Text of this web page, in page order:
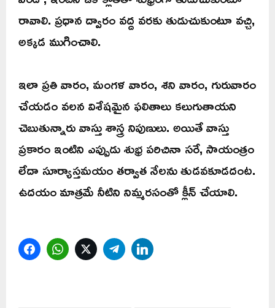
రావాలి. ప్రధాన ద్వారం వద్ద వరకు తుడుచుకుంటూ వచ్చి,
అక్కడ ముగించాలి.
ఇలా ప్రతి వారం, మంగళ వారం, శని వారం, గురువారం
చేయడం వలన విశేషమైన ఫలితాలు కలుగుతాయని
చెబుతున్నారు వాస్తు శాస్త్ర నిపుణులు. అయితే వాస్తు
ప్రకారం ఇంటిని ఎప్పుడు శుభ్ర పరిచినా సరే, సాయంత్రం
లేదా సూర్యాస్తమయం తర్వాత నేలను తుడవకూడదంట.
ఉదయం మాత్రమే నీటిని నిమ్మరసంతో క్లీన్ చేయాలి.
FacebookWhatsAppTwitterTelegram